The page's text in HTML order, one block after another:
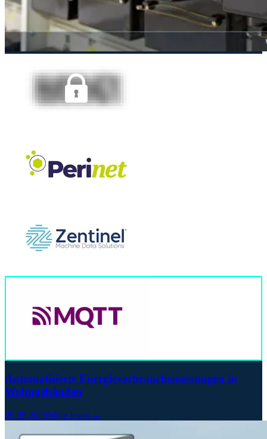
Automatisierte Energieverbrauchsmessungen in
Wohngebäuden
09.09.2025Mehr lesen →